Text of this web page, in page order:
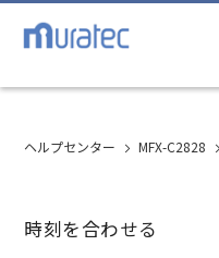
ヘルプセンター MFX-C2828
時刻を合わせる